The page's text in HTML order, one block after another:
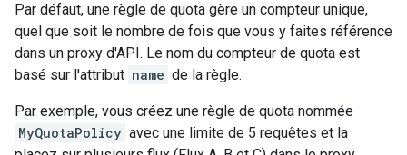
Par défaut, une règle de quota gère un compteur unique,
quel que soit le nombre de fois que vous y faites référence
dans un proxy d'API. Le nom du compteur de quota est
basé sur l'attribut name de la règle.
Par exemple, vous créez une règle de quota nommée
MyQuotaPolicy avec une limite de 5 requêtes et la